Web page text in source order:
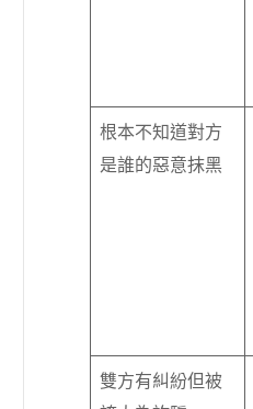
根本不知道對方
是誰的惡意抹黑
雙方有糾紛但被